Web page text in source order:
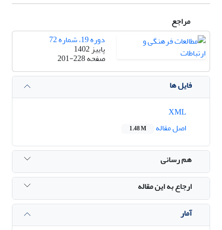
مراجع
دوره 19، شماره 72
پاییز 1402
صفحه201-228
فایل ها
اصل مقاله
1.48 M
هم رسانی
ارجاع به این مقاله
آمار